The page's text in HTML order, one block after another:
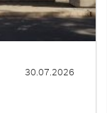
30.07.2026